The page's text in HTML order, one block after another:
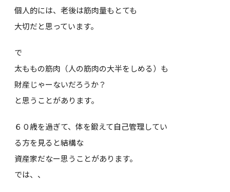
個人的には、老後は筋肉量もとても
大切だと思っています。
で
太ももの筋肉（人の筋肉の大半をしめる）も
財産じゃーないだろうか？
と思うことがあります。
６０歳を過ぎて、体を鍛えて自己管理してい
る方を見ると結構な
資産家だなー思うことがあります。
では、、